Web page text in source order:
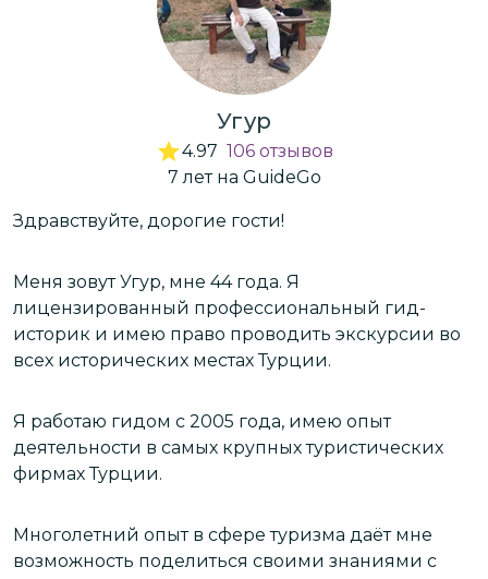
Угур
4.97 106 отзывов
7 летна GuideGo
Здравствуйте, дорогие гости!
Меня зовут Угур, мне 44 года. Я
лицензированный профессиональный гид-
историк и имею право проводить экскурсии во
всех исторических местах Турции.
Я работаю гидом с 2005 года, имею опыт
деятельности в самых крупных туристических
фирмах Турции.
Многолетний опыт в сфере туризма даёт мне
возможность поделиться своими знаниями с